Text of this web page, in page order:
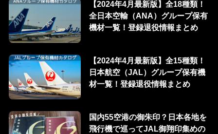
【2024年4月最新版】全18種類！
全日本空輸（ANA）グループ保有
機材一覧！登録退役情報まとめ
【2024年4月最新版】全15種類！
日本航空（JAL）グループ保有機
材一覧！登録退役情報まとめ
国内55空港の御朱印？日本各地を
飛行機で巡ってJAL御翔印集めの